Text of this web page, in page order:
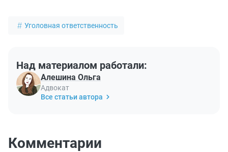
Уголовная ответственность
Над материалом работали:
Алешина Ольга
Адвокат
Все статьи автора
Комментарии